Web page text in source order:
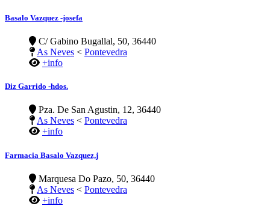
Basalo Vazquez -josefa
C/ Gabino Bugallal, 50, 36440
As Neves < Pontevedra
+info
Diz Garrido -hdos.
Pza. De San Agustin, 12, 36440
As Neves < Pontevedra
+info
Farmacia Basalo Vazquez,j
Marquesa Do Pazo, 50, 36440
As Neves < Pontevedra
+info